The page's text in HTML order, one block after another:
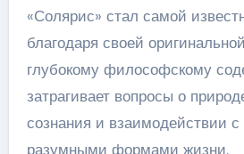
«Солярис» стал самой
благодаря своей
глубокому философскому
затрагивает вопросы о
сознания и взаимодействии
разумными формами жизни.